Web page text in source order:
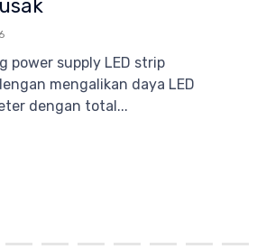
power supply LED strip
mengalikan daya LED
dengan total...